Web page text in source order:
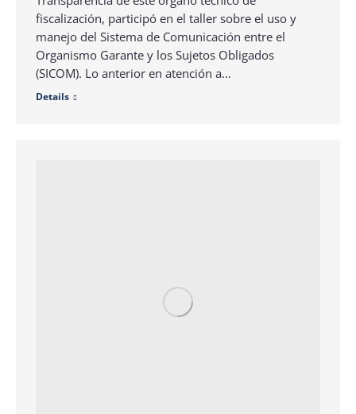
fiscalización, participó en el taller sobre el uso y
manejo del Sistema de Comunicación entre el
Organismo Garante y los Sujetos Obligados
(SICOM). Lo anterior en atención a…
Details